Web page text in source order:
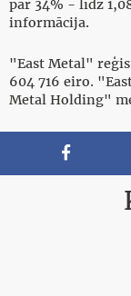
par 34% - līdz
informācija.
"East Metal"
604 716 eiro.
Metal Holding"
